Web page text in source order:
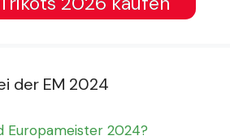
der EM 2024
Europameister 2024?